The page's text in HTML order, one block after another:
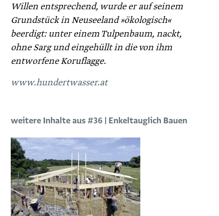
Willen entsprechend, wurde er auf seinem
Grundstück in Neuseeland »ökologisch«
beerdigt: unter einem Tulpenbaum, nackt,
ohne Sarg und eingehüllt in die von ihm
entworfene Koruflagge.
www.hundertwasser.at
weitere Inhalte aus #36 | Enkeltauglich Bauen